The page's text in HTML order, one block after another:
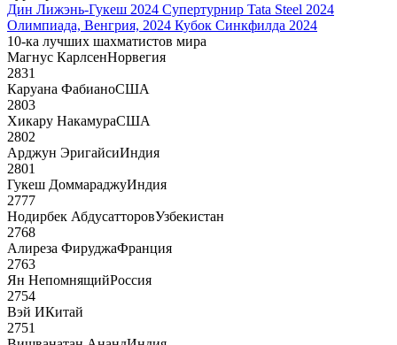
Дин Лижэнь-Гукеш 2024 Супертурнир Tata Steel 2024
Олимпиада, Венгрия, 2024 Кубок Синкфилда 2024
10-ка лучших шахматистов мира
Магнус КарлсенНорвегия
2831
Каруана ФабианоСША
2803
Хикару НакамураСША
2802
Арджун ЭригайсиИндия
2801
Гукеш ДоммараджуИндия
2777
Нодирбек АбдусатторовУзбекистан
2768
Алиреза ФируджаФранция
2763
Ян НепомнящийРоссия
2754
Вэй ИКитай
2751